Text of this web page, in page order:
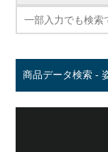
商品データ検索 -